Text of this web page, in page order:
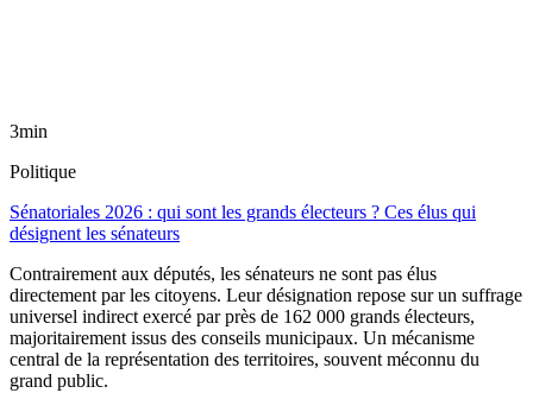
3min
Politique
Sénatoriales 2026 : qui sont les grands électeurs ? Ces élus qui
désignent les sénateurs
Contrairement aux députés, les sénateurs ne sont pas élus
directement par les citoyens. Leur désignation repose sur un suffrage
universel indirect exercé par près de 162 000 grands électeurs,
majoritairement issus des conseils municipaux. Un mécanisme
central de la représentation des territoires, souvent méconnu du
grand public.